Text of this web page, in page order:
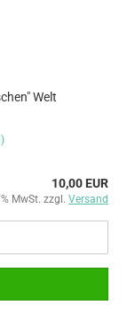
Welt
10,00 EUR
MwSt. zzgl. Versand